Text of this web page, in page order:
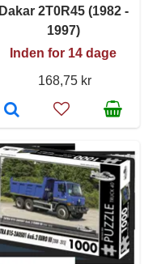
Dakar 2T0R45 (1982 -
1997)
Inden for 14 dage
168,75 kr